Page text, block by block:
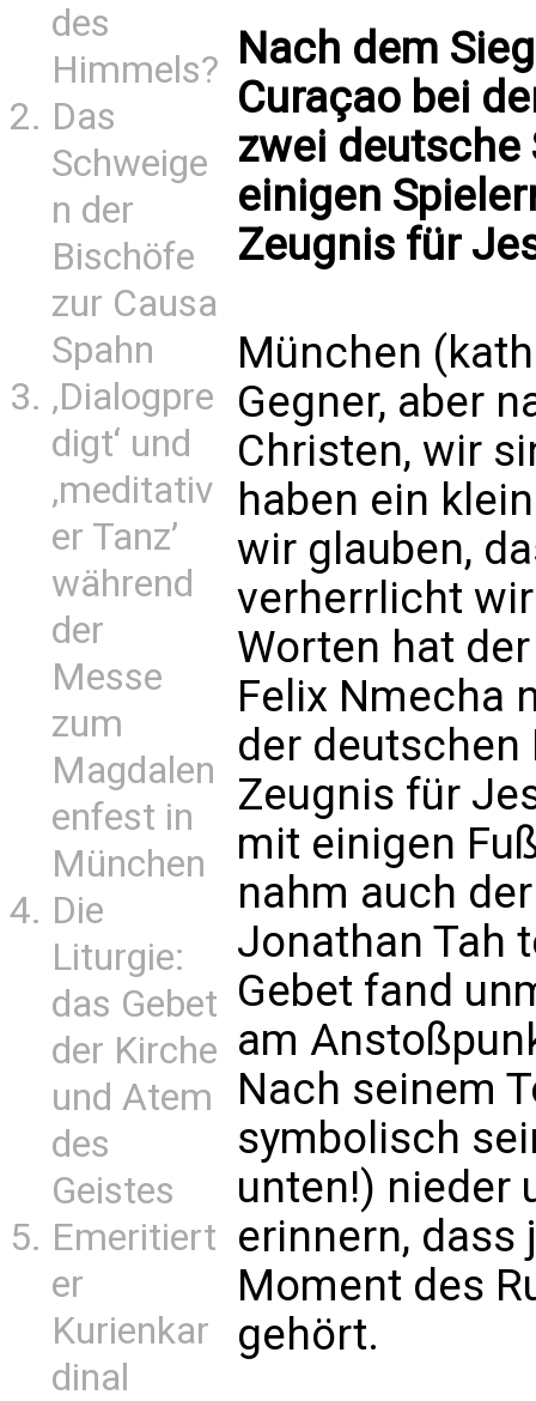
des
Himmels?
Das
Schweige
n der
Bischöfe
zur Causa
Spahn
‚Dialogpre
digt‘ und
‚meditativ
er Tanz’
während
der
Messe
zum
Magdalen
enfest in
München
Die
Liturgie:
das Gebet
der Kirche
und Atem
des
Geistes
Emeritiert
er
Kurienkar
dinal
Nach dem
Curaçao bei
zwei deutsche
einigen
Zeugnis für
München
Gegner, aber
Christen, wir
haben ein
wir glauben,
verherrlicht
Worten hat
Felix Nmecha
der
Zeugnis für
mit einigen
nahm auch
Jonathan Tah
Gebet fand
am
Nach seinem
symbolisch
unten!) nieder
erinnern, dass
Moment des
gehört.